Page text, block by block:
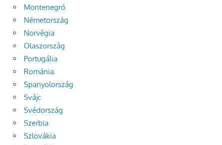
Montenegró
Németország
Norvégia
Olaszország
Portugália
Románia
Spanyolország
Svájc
Svédország
Szerbia
Szlovákia